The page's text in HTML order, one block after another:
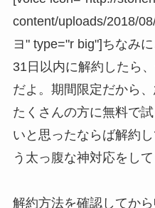
content/uploads/2018/
ヨ" type="r big"]ちなみ
31日以内に解約したら
だよ。期間限定だから
たくさんの方に無料で
いと思ったならば解約
う太っ腹な神対応をし
解約方法を確認してか